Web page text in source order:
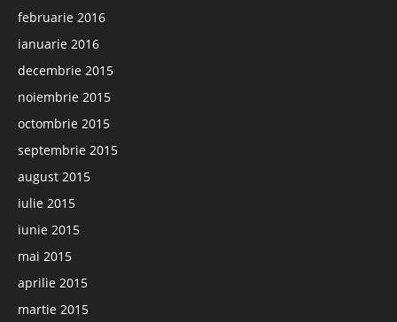
februarie 2016
ianuarie 2016
decembrie 2015
noiembrie 2015
octombrie 2015
septembrie 2015
august 2015
iulie 2015
iunie 2015
mai 2015
aprilie 2015
martie 2015